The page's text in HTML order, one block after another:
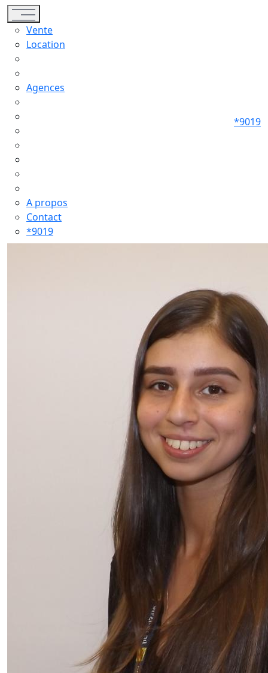
Toggle navigation
Vente
Location
Agences
A propos
Contact
*9019
*9019